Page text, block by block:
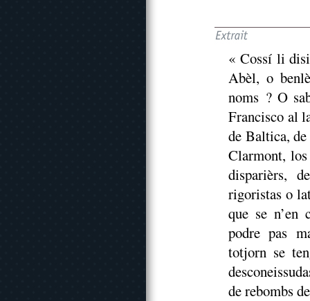
« Cossí li
Abèl, o
noms ? O
Francisco al
de Baltica,
Clarmont,
disparièrs,
rigoristas o
que se n’en
podre pas
totjorn se
de rebombs